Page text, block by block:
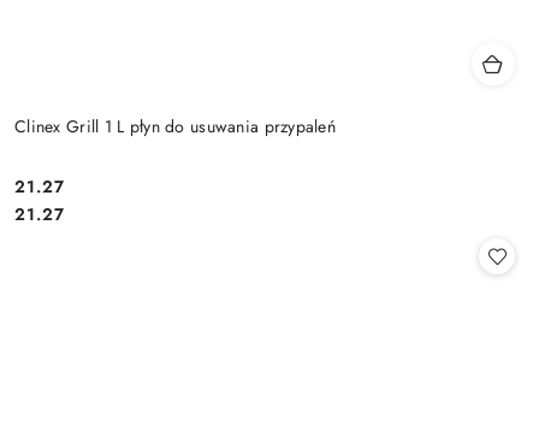
Clinex Grill 1 L płyn do usuwania przypaleń
Cena:
21.27
Cena:
21.27